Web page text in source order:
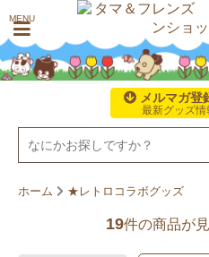
MENU
メルマガ登
最新グッズ情
ホーム ★レトロコラボグッズ
19件の商品が